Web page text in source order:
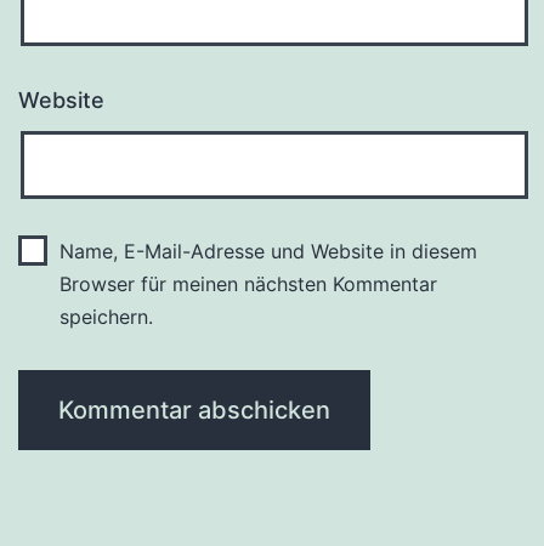
Website
Name, E-Mail-Adresse und Website in diesem
Browser für meinen nächsten Kommentar
speichern.